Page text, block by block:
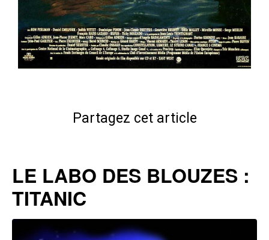
Partagez cet article
LE LABO DES BLOUZES :
TITANIC